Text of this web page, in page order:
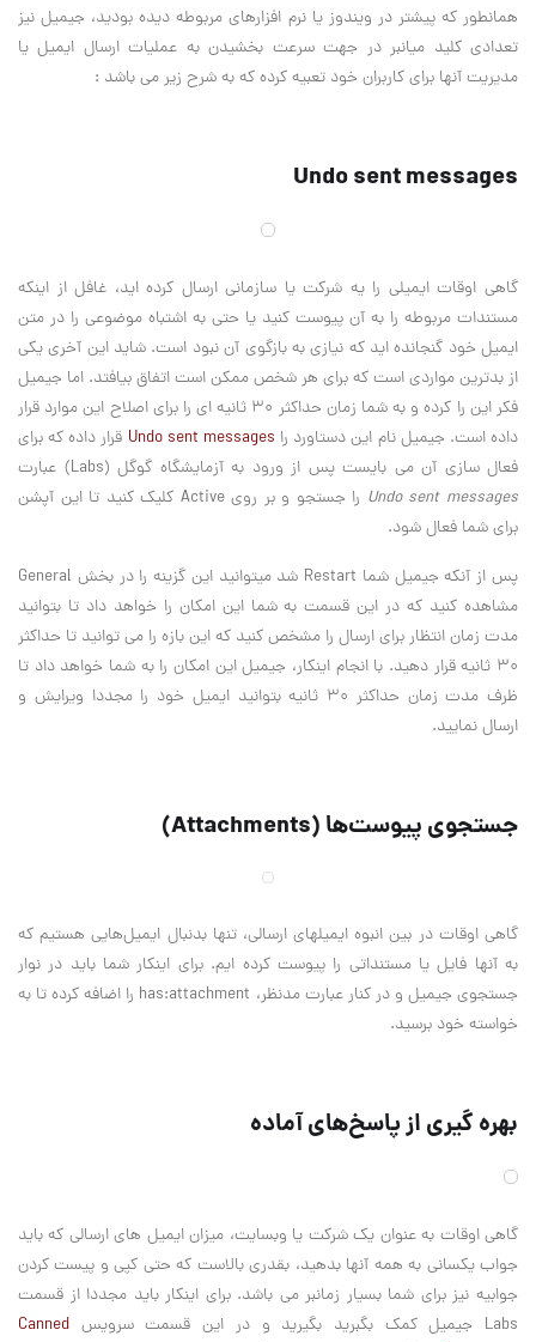
همانطور که پیشتر در ویندوز یا نرم افزارهای مربوطه دیده بودید، جیمیل نیز
تعدادی کلید میانبر در جهت سرعت بخشیدن به عملیات ارسال ایمیل یا
مدیریت آنها برای کاربران خود تعبیه کرده که به شرح زیر می باشد :
Undo sent messages
گاهی اوقات ایمیلی را یه شرکت یا سازمانی ارسال کرده اید، غافل از اینکه
مستندات مربوطه را به آن پیوست کنید یا حتی به اشتباه موضوعی را در متن
ایمیل خود گنجانده اید که نیازی به بازگوی آن نبود است. شاید این آخری یکی
از بدترین مواردی است که برای هر شخص ممکن است اتفاق بیافتد. اما جیمیل
فکر این را کرده و به شما زمان حداکثر ۳۰ ثانیه ای را برای اصلاح این موارد قرار
داده است. جیمیل نام این دستاورد را Undo sent messages قرار داده که برای
فعال سازی آن می بایست پس از ورود به آزمایشگاه گوگل (Labs) عبارت
Undo sent messages
را جستجو و بر روی Active کلیک کنید تا این آپشن
برای شما فعال شود.
پس از آنکه جیمیل شما Restart شد میتوانید این گزینه را در بخش General
مشاهده کنید که در این قسمت به شما این امکان را خواهد داد تا بتوانید
مدت زمان انتظار برای ارسال را مشخص کنید که این بازه را می توانید تا حداکثر
۳۰ ثانیه قرار دهید. با انجام اینکار، جیمیل این امکان را به شما خواهد داد تا
ظرف مدت زمان حداکثر ۳۰ ثانیه بتوانید ایمیل خود را مجددا ویرایش و
ارسال نمایید.
جستجوی پیوست‌ها (Attachments)
گاهی اوقات در بین انبوه ایمیلهای ارسالی، تنها بدنبال ایمیل‌هایی هستیم که
به آنها فایل یا مستنداتی را پیوست کرده ایم. برای اینکار شما باید در نوار
جستجوی جیمیل و در کنار عبارت مدنظر، has:attachment را اضافه کرده تا به
خواسته خود برسید.
بهره گیری از پاسخ‌های آماده
گاهی اوقات به عنوان یک شرکت یا وبسایت، میزان ایمیل های ارسالی که باید
جواب یکسانی به همه آنها بدهید، بقدری بالاست که حتی کپی و پیست کردن
جوابیه نیز برای شما بسیار زمانبر می باشد. برای اینکار باید مجددا از قسمت
Labs جیمیل کمک بگبرید بگیرید و در این قسمت سرویس
Canned